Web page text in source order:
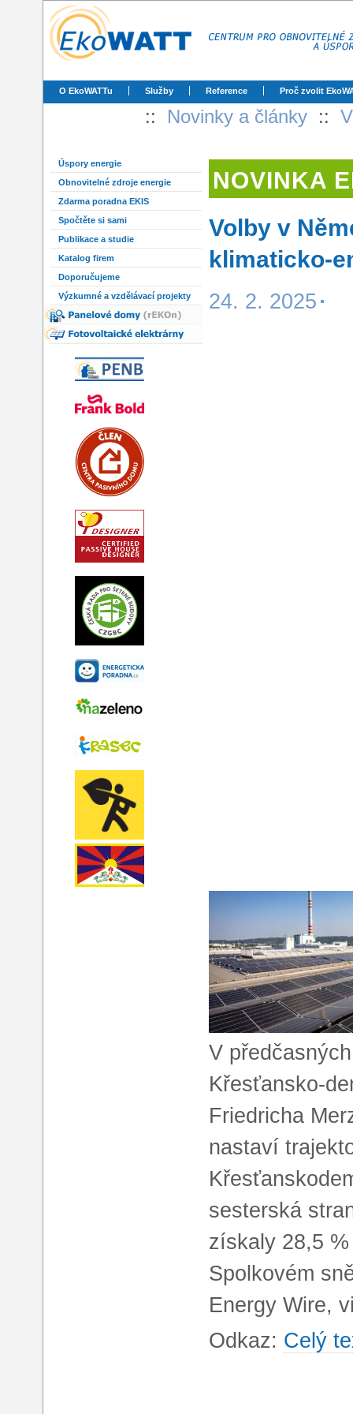
O EkoWATTu Služby Reference Proč zvolit
:: Novinky a články ::
Úspory energie
Obnovitelné zdroje energie
Zdarma poradna EKIS
Spočtěte si sami
Publikace a studie
Katalog firem
Doporučujeme
Výzkumné a vzdělávací projekty
NOVINKA
Volby v
klimaticko-
24. 2. 2025
V
Křesťansko-
Friedricha
nastaví
sesterská
získaly 28,5
Spolkovém
Energy Wire,
Odkaz: Celý